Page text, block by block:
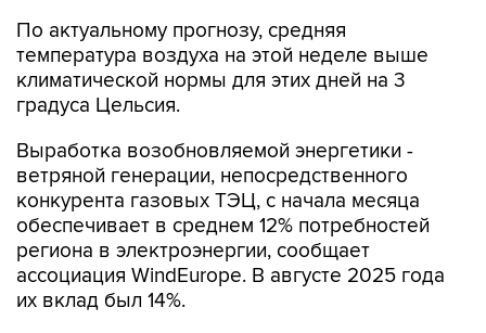
По актуальному прогнозу, средняя
температура воздуха на этой неделе выше
климатической нормы для этих дней на 3
градуса Цельсия.
Выработка возобновляемой энергетики -
ветряной генерации, непосредственного
конкурента газовых ТЭЦ, с начала месяца
обеспечивает в среднем 12% потребностей
региона в электроэнергии, сообщает
ассоциация WindEurope. В августе 2025 года
их вклад был 14%.